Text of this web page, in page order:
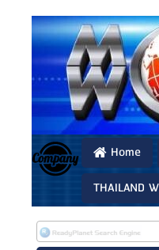
Home
THAILAND